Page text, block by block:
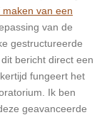
maken van een
van de
gestructureerde
bericht direct een
fungeert het
Ik ben
geavanceerde